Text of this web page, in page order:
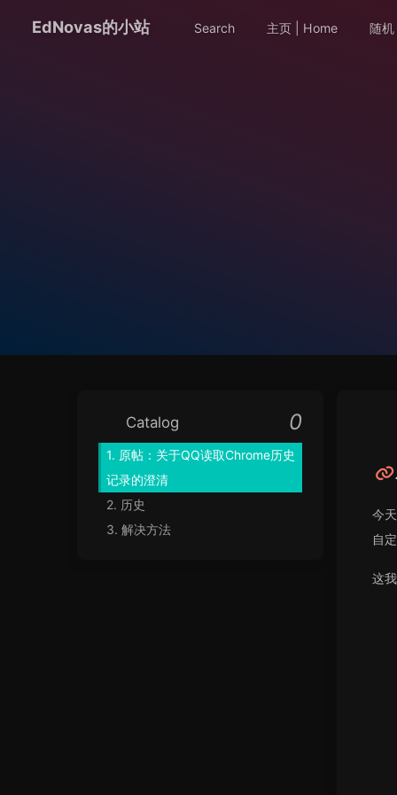
EdNovas的小站 Search 主页 | Home 随
今
自
这
Catalog
1. 原帖：关于QQ读取Chrome历史
记录的澄清
2. 历史
3. 解决方法